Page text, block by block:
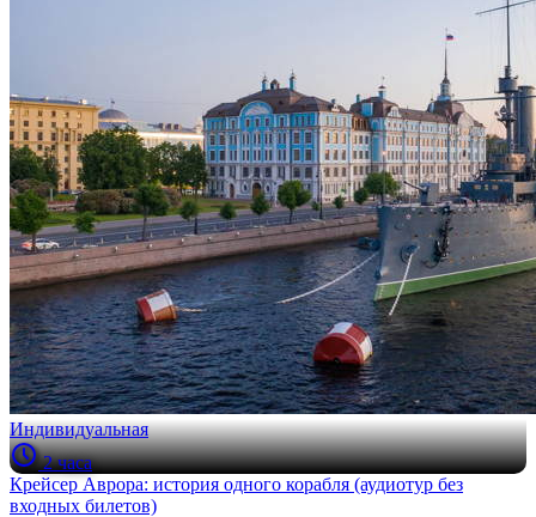
Индивидуальная
2 часа
Крейсер Аврора: история одного корабля (аудиотур без
входных билетов)